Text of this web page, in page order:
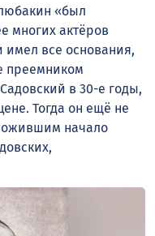
«был
многих актёров
имел все основания,
преемником
в 30-е годы,
Тогда он ещё не
начало